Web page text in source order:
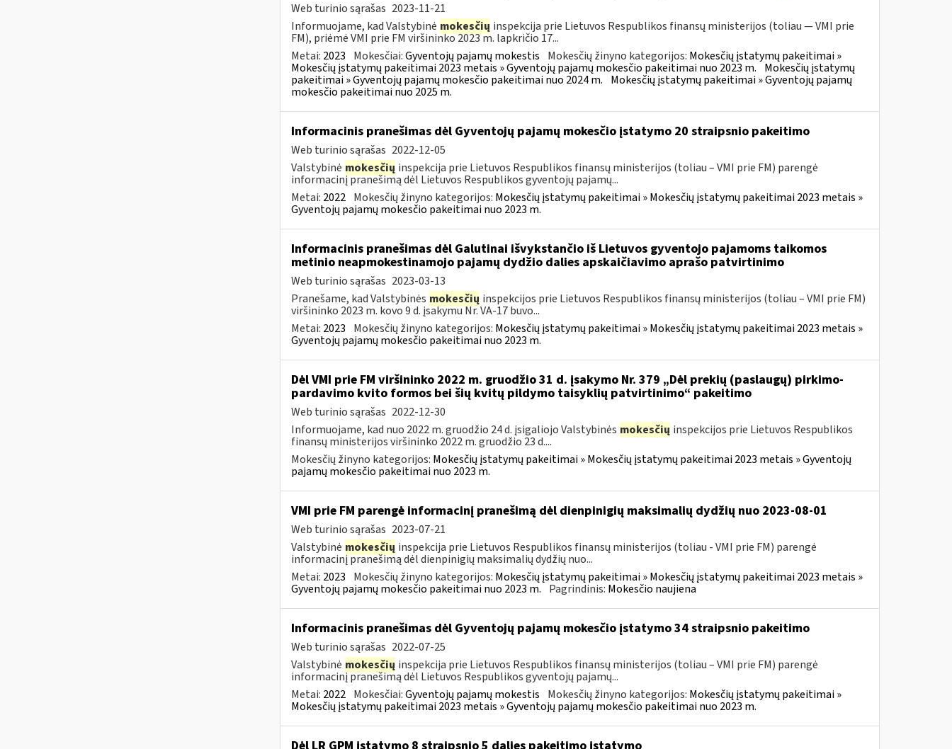
Web turinio sąrašas 2023-11-21
Informuojame, kad Valstybinė mokesčių inspekcija prie Lietuvos Respublikos finansų ministerijos (toliau — VMI prie
FM), priėmė VMI prie FM viršininko 2023 m. lapkričio 17...
Metai: 2023 Mokesčiai:Gyventojų pajamų mokestis Mokesčių žinyno kategorijos: Mokesčių įstatymų pakeitimai »
Mokesčių įstatymų pakeitimai 2023 metais » Gyventojų pajamų mokesčio pakeitimai nuo 2023 m. Mokesčių įstatymų
pakeitimai » Gyventojų pajamų mokesčio pakeitimai nuo 2024 m. Mokesčių įstatymų pakeitimai » Gyventojų pajamų
mokesčio pakeitimai nuo 2025 m.
Informacinis pranešimas dėl Gyventojų pajamų mokesčio įstatymo 20 straipsnio pakeitimo
Web turinio sąrašas 2022-12-05
Valstybinė mokesčių inspekcija prie Lietuvos Respublikos finansų ministerijos (toliau – VMI prie FM) parengė
informacinį pranešimą dėl Lietuvos Respublikos gyventojų pajamų...
Metai: 2022 Mokesčių žinyno kategorijos: Mokesčių įstatymų pakeitimai » Mokesčių įstatymų pakeitimai 2023 metais »
Gyventojų pajamų mokesčio pakeitimai nuo 2023 m.
Informacinis pranešimas dėl Galutinai išvykstančio iš Lietuvos gyventojo pajamoms taikomos
metinio neapmokestinamojo pajamų dydžio dalies apskaičiavimo aprašo patvirtinimo
Web turinio sąrašas 2023-03-13
Pranešame, kad Valstybinės mokesčių inspekcijos prie Lietuvos Respublikos finansų ministerijos (toliau – VMI prie FM)
viršininko 2023 m. kovo 9 d. įsakymu Nr. VA-17 buvo...
Metai: 2023 Mokesčių žinyno kategorijos: Mokesčių įstatymų pakeitimai » Mokesčių įstatymų pakeitimai 2023 metais »
Gyventojų pajamų mokesčio pakeitimai nuo 2023 m.
Dėl VMI prie FM viršininko 2022 m. gruodžio 31 d. įsakymo Nr. 379 „Dėl prekių (paslaugų) pirkimo-
pardavimo kvito formos bei šių kvitų pildymo taisyklių patvirtinimo“ pakeitimo
Web turinio sąrašas 2022-12-30
Informuojame, kad nuo 2022 m. gruodžio 24 d. įsigaliojo Valstybinės mokesčių inspekcijos prie Lietuvos Respublikos
finansų ministerijos viršininko 2022 m. gruodžio 23 d....
Mokesčių žinyno kategorijos: Mokesčių įstatymų pakeitimai » Mokesčių įstatymų pakeitimai 2023 metais » Gyventojų
pajamų mokesčio pakeitimai nuo 2023 m.
VMI prie FM parengė informacinį pranešimą dėl dienpinigių maksimalių dydžių nuo 2023-08-01
Web turinio sąrašas 2023-07-21
Valstybinė mokesčių inspekcija prie Lietuvos Respublikos finansų ministerijos (toliau - VMI prie FM) parengė
informacinį pranešimą dėl dienpinigių maksimalių dydžių nuo...
Metai: 2023 Mokesčių žinyno kategorijos: Mokesčių įstatymų pakeitimai » Mokesčių įstatymų pakeitimai 2023 metais »
Gyventojų pajamų mokesčio pakeitimai nuo 2023 m. Pagrindinis: Mokesčio naujiena
Informacinis pranešimas dėl Gyventojų pajamų mokesčio įstatymo 34 straipsnio pakeitimo
Web turinio sąrašas 2022-07-25
Valstybinė mokesčių inspekcija prie Lietuvos Respublikos finansų ministerijos (toliau – VMI prie FM) parengė
informacinį pranešimą dėl Lietuvos Respublikos gyventojų pajamų...
Metai: 2022 Mokesčiai:Gyventojų pajamų mokestis Mokesčių žinyno kategorijos: Mokesčių įstatymų pakeitimai »
Mokesčių įstatymų pakeitimai 2023 metais » Gyventojų pajamų mokesčio pakeitimai nuo 2023 m.